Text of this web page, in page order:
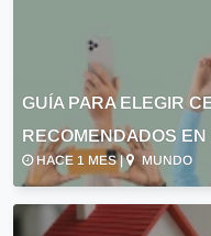
GUÍA PARA ELEGIR
RECOMENDADOS EN
HACE 1 MES | MUNDO